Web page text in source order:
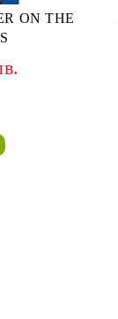
ON THE